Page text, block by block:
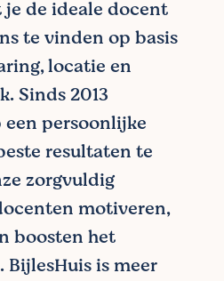
de ideale docent
te vinden op basis
locatie en
Sinds 2013
persoonlijke
resultaten te
zorgvuldig
motiveren,
boosten het
is meer